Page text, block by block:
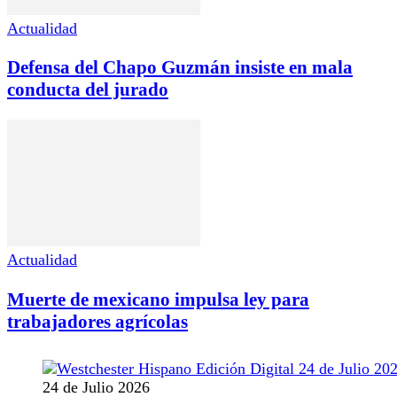
Actualidad
Defensa del Chapo Guzmán insiste en mala
conducta del jurado
Actualidad
Muerte de mexicano impulsa ley para
trabajadores agrícolas
24 de Julio 2026